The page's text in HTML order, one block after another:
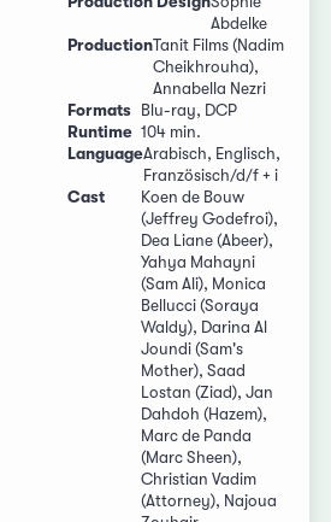
Abdelke
ProductionTanit Films (Nadim
Cheikhrouha),
Annabella Nezri
Formats
Blu-ray, DCP
Runtime 104 min.
LanguageArabisch, Englisch,
Französisch/d/f + i
Cast
Koen de Bouw
(Jeffrey Godefroi),
Dea Liane (Abeer),
Yahya Mahayni
(Sam Ali), Monica
Bellucci (Soraya
Waldy), Darina Al
Joundi (Sam's
Mother), Saad
Lostan (Ziad), Jan
Dahdoh (Hazem),
Marc de Panda
(Marc Sheen),
Christian Vadim
(Attorney), Najoua